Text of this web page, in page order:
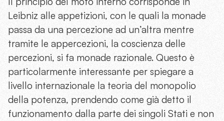
Leibniz alle appetizioni, con le quali la monade
passa da una percezione ad un’altra mentre
tramite le appercezioni, la coscienza delle
percezioni, si fa monade razionale. Questo è
particolarmente interessante per spiegare a
livello internazionale la teoria del monopolio
della potenza, prendendo come già detto il
funzionamento dalla parte dei singoli Stati e non